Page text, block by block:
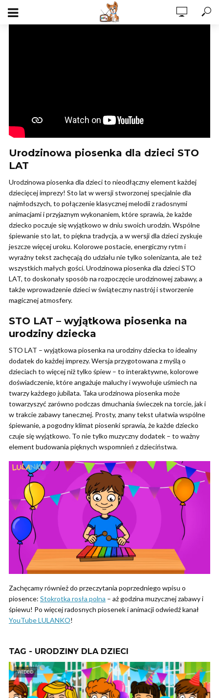
Urodzinowa piosenka dla dzieci STO
LAT
Urodzinowa piosenka dla dzieci to nieodłączny element każdej
dziecięcej imprezy! Sto lat w wersji stworzonej specjalnie dla
najmłodszych, to połączenie klasycznej melodii z radosnymi
animacjami i przyjaznym wykonaniem, które sprawia, że każde
dziecko poczuje się wyjątkowo w dniu swoich urodzin. Wspólne
śpiewanie sto lat, to piękna tradycja, a w wersji dla dzieci zyskuje
jeszcze więcej uroku. Kolorowe postacie, energiczny rytm i
wyraźny tekst zachęcają do udziału nie tylko solenizanta, ale też
wszystkich małych gości. Urodzinowa piosenka dla dzieci STO
LAT, to doskonały sposób na rozpoczęcie urodzinowej zabawy, a
także wprowadzenie dzieci w świąteczny nastrój i stworzenie
magicznej atmosfery.
STO LAT – wyjątkowa piosenka na
urodziny dziecka
STO LAT – wyjątkowa piosenka na urodziny dziecka to idealny
dodatek do każdej imprezy. Wersja przygotowana z myślą o
dzieciach to więcej niż tylko śpiew – to interaktywne, kolorowe
doświadczenie, które angażuje maluchy i wywołuje uśmiech na
twarzy każdego jubilata. Taka urodzinowa piosenka może
towarzyszyć zarówno podczas dmuchania świeczek na torcie, jak i
w trakcie zabawy tanecznej. Prosty, znany tekst ułatwia wspólne
śpiewanie, a pogodny klimat piosenki sprawia, że każde dziecko
czuje się wyjątkowo. To nie tylko muzyczny dodatek – to ważny
element budowania pięknych wspomnień z dzieciństwa.
Zachęcamy również do przeczytania poprzedniego wpisu o
piosence: Stokrotka rosła polna – aż godzina muzycznej zabawy i
śpiewu! Po więcej radosnych piosenek i animacji odwiedź kanał
YouTube LULANKO!
TAG - URODZINY DLA DZIECI
WIDEO